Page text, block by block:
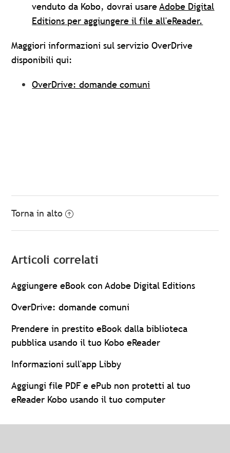
venduto da Kobo, dovrai usareAdobe Digital
Editions per aggiungere il file all'eReader.
Maggiori informazioni sul servizio OverDrive
disponibili qui:
OverDrive: domande comuni
Torna in alto
Articoli correlati
Aggiungere eBook con Adobe Digital Editions
OverDrive: domande comuni
Prendere in prestito eBook dalla biblioteca
pubblica usando il tuo Kobo eReader
Informazioni sull'app Libby
Aggiungi file PDF e ePub non protetti al tuo
eReader Kobo usando il tuo computer